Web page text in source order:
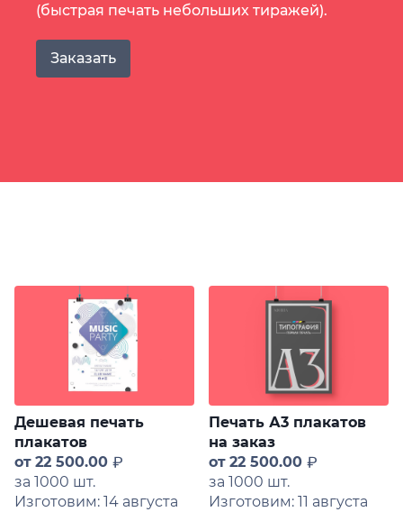
(быстрая печать небольших тиражей).
Заказать
Дешевая печать
плакатов
от 22 500.00
за 1000 шт.
Изготовим: 14 августа
Печать А3 плакатов
на заказ
от 22 500.00
за 1000 шт.
Изготовим: 11 августа